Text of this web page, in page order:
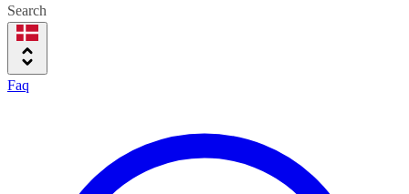
Search
Faq